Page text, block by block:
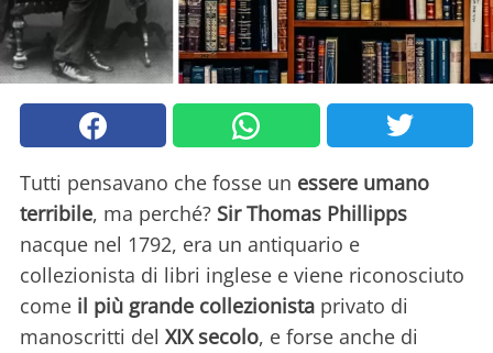
Tutti pensavano che fosse un essere umano
terribile, ma perché? Sir Thomas Phillipps
nacque nel 1792, era un antiquario e
collezionista di libri inglese e viene riconosciuto
come il più grande collezionista privato di
manoscritti del XIX secolo, e forse anche di